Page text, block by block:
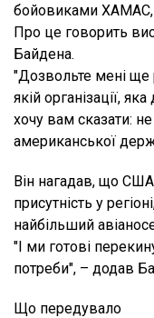
бойовиками ХАМАС,
Про це говорить
Байдена.
"Дозвольте мені ще
якій організації,
хочу вам сказати:
американської
Він нагадав, що
присутність у
найбільший
"І ми готові
потреби", – додав
Що передувало